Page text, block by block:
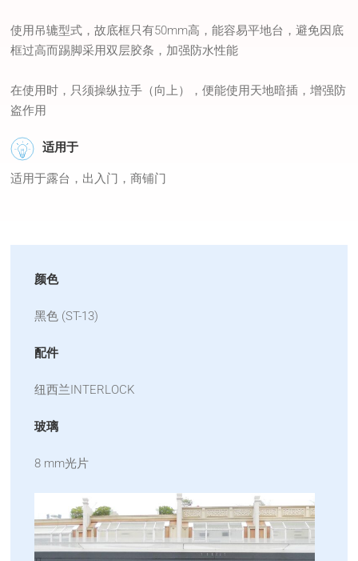
使用吊辘型式，故底框只有50mm高，能容易平地台，避免因底
框过高而踢脚采用双层胶条，加强防水性能
在使用时，只须操纵拉手（向上），便能使用天地暗插，增强防
盗作用
适用于
适用于露台，出入门，商铺门
颜色
黑色 (ST-13)
配件
纽西兰INTERLOCK
玻璃
8 mm光片